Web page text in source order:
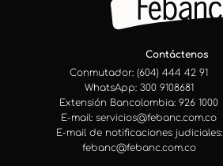
Contáctenos
Conmutador: (604) 444 42 91
WhatsApp: 300 9108681
Extensión Bancolombia: 926 1000
E-mail: servicios@febanc.com.co
E-mail de notificaciones judiciales:
febanc@febanc.com.co